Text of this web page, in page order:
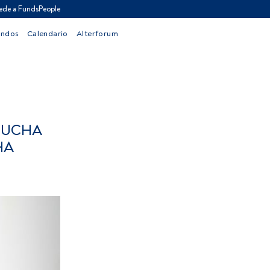
a FundsPeople
Calendario Alterforum